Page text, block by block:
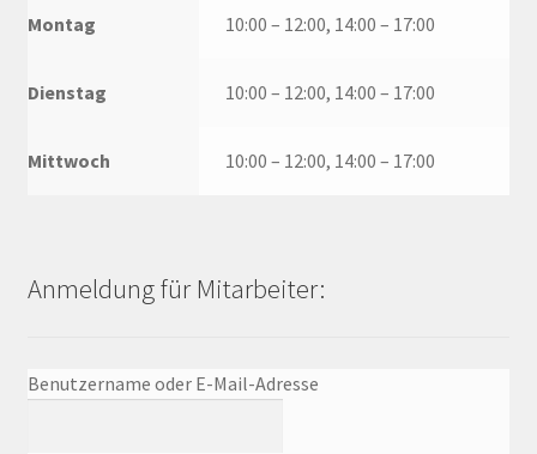
Montag 10:00 – 12:00, 14:00 – 17:00
Dienstag 10:00 – 12:00, 14:00 – 17:00
Mittwoch 10:00 – 12:00, 14:00 – 17:00
Anmeldung für Mitarbeiter:
Benutzername oder E-Mail-Adresse